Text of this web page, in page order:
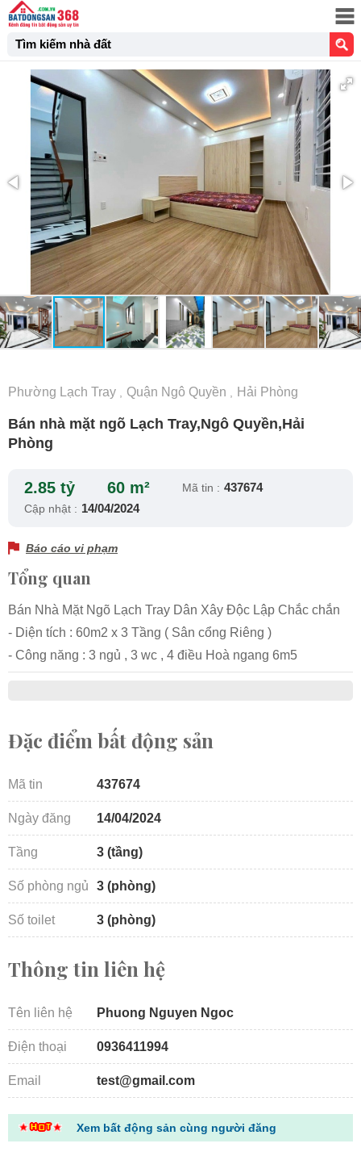
Tìm kiếm nhà đất
Phường Lạch Tray Quận Ngô Quyền Hải Phòng
Bán nhà mặt ngõ Lạch Tray,Ngô Quyền,Hải
Phòng
2.85 tỷ 60 m² Mã tin : 437674
Cập nhật : 14/04/2024
Báo cáo vi phạm
Tổng quan
Bán Nhà Mặt Ngõ Lạch Tray Dân Xây Độc Lập Chắc chắn
- Diện tích : 60m2 x 3 Tầng ( Sân cổng Riêng )
- Công năng : 3 ngủ , 3 wc , 4 điều Hoà ngang 6m5
Đặc điểm bất động sản
Mã tin 437674
Ngày đăng 14/04/2024
Tầng 3 (tầng)
Số phòng ngủ 3 (phòng)
Số toilet 3 (phòng)
Thông tin liên hệ
Tên liên hệ Phuong Nguyen Ngoc
Điện thoại 0936411994
Email test@gmail.com
Xem bất động sản cùng người đăng